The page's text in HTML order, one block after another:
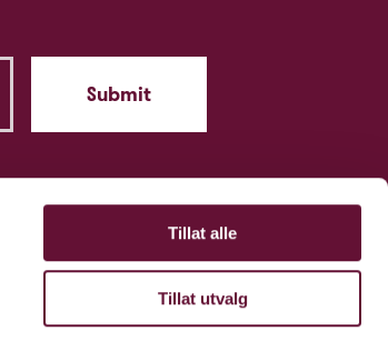
Tillat alle
Tillat utvalg